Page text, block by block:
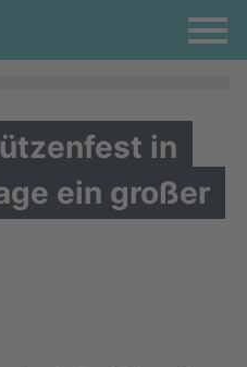
in
ein großer